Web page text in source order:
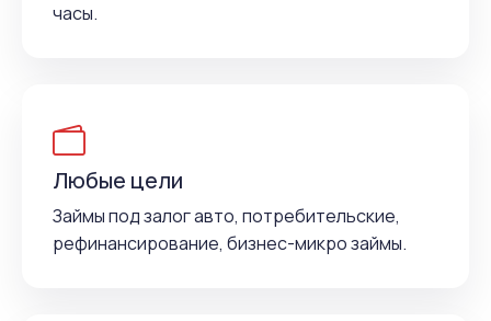
часы.
Любые цели
Займы под залог авто, потребительские,
рефинансирование, бизнес-микро займы.